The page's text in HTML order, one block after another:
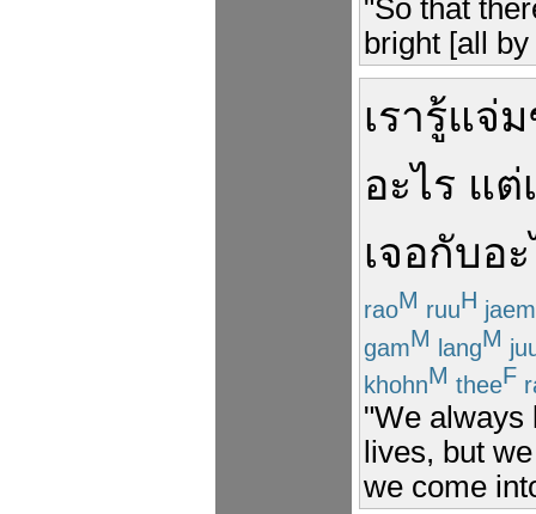
"So that
bright [all
เรารู้แจ่
อะไร แต่
เจอกับอ
raoM ruuH jaem
gamM langM
khohnM theeF
"We always
lives, but
we come